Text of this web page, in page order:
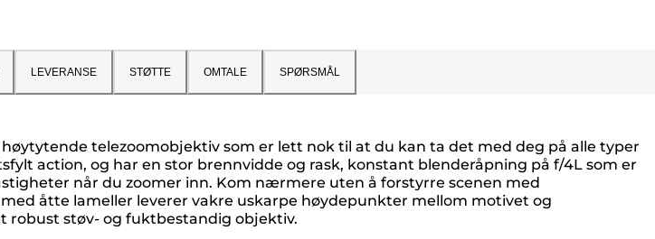
LEVERANSE STØTTE OMTALE SPØRSMÅL
telezoomobjektiv som er lett nok til at du kan ta det med deg på alle typer
action, og har en stor brennvidde og rask, konstant blenderåpning på f/4L som er
når du zoomer inn. Kom nærmere uten å forstyrre scenen med
åtte lameller leverer vakre uskarpe høydepunkter mellom motivet og
robust støv- og fuktbestandig objektiv.